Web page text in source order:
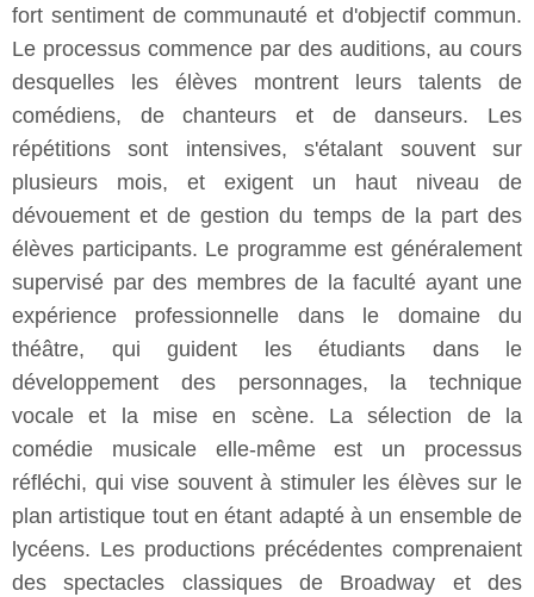
fort sentiment de communauté et d'objectif commun.
Le processus commence par des auditions, au cours
desquelles les élèves montrent leurs talents de
comédiens, de chanteurs et de danseurs. Les
répétitions sont intensives, s'étalant souvent sur
plusieurs mois, et exigent un haut niveau de
dévouement et de gestion du temps de la part des
élèves participants. Le programme est généralement
supervisé par des membres de la faculté ayant une
expérience professionnelle dans le domaine du
théâtre, qui guident les étudiants dans le
développement des personnages, la technique
vocale et la mise en scène. La sélection de la
comédie musicale elle-même est un processus
réfléchi, qui vise souvent à stimuler les élèves sur le
plan artistique tout en étant adapté à un ensemble de
lycéens. Les productions précédentes comprenaient
des spectacles classiques de Broadway et des